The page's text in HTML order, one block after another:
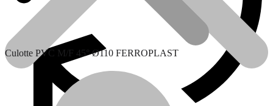
Culotte PVC M/F 45° Ø110 FERROPLAST